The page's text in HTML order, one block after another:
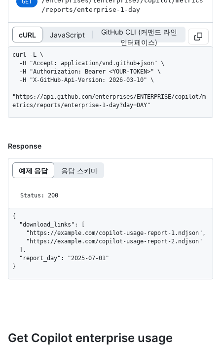
GET
/reports/enterprise-1-day
cURL JavaScript
GitHub CLI (커맨드 라인
인터페이스)
curl -L \
"https://api.github.com/enterprises/ENTERPRISE/copilot/m
etrics/reports/enterprise-1-day?day=DAY"
Response
예제 응답 응답 스키마
Status: 200
{
}
Get Copilot enterprise usage